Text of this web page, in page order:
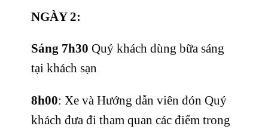
NGÀY 2:
Sáng 7h30 Quý khách dùng bữa sáng
tại khách sạn
8h00: Xe và Hướng dẫn viên đón Quý
khách đưa đi tham quan các điểm trong